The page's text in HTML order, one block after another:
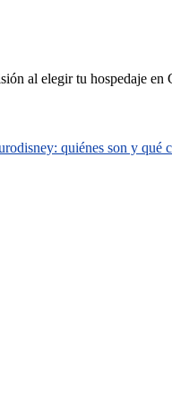
al elegir tu hospedaje en
quiénes son y qué